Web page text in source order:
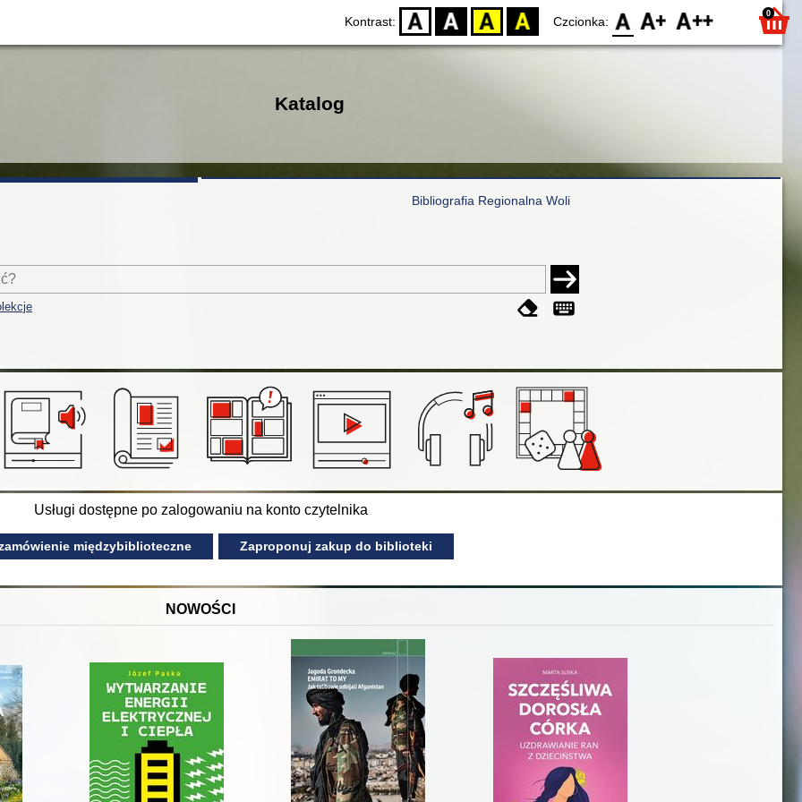
Kontrast: D BW YB BY Czcionka: F0 F1 F2 0
Katalog
Bibliografia Regionalna Woli
Usługi dostępne po zalogowaniu na konto czytelnika
międzybiblioteczne Zaproponuj zakup do biblioteki
NOWOŚCI